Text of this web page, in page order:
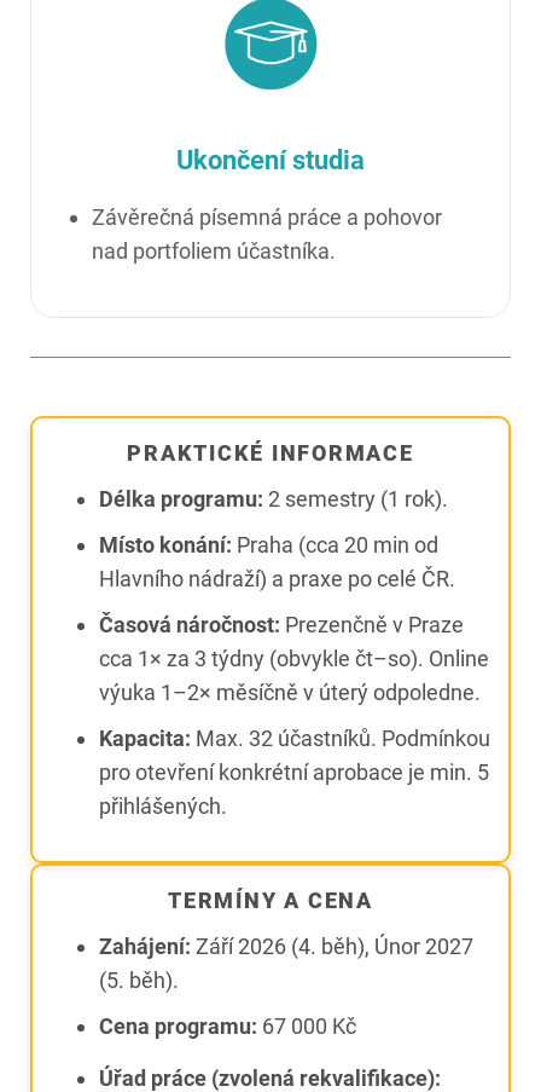
Ukončení studia
Závěrečná písemná práce a pohovor
nad portfoliem účastníka.
PRAKTICKÉ INFORMACE
Délka programu: 2 semestry (1 rok).
Místo konání: Praha (cca 20 min od
Hlavního nádraží) a praxe po celé ČR.
Časová náročnost: Prezenčně v Praze
cca 1× za 3 týdny (obvykle čt–so). Online
výuka 1–2× měsíčně v úterý odpoledne.
Kapacita: Max. 32 účastníků. Podmínkou
pro otevření konkrétní aprobace je min. 5
přihlášených.
TERMÍNY A CENA
Zahájení: Září 2026 (4. běh), Únor 2027
(5. běh).
Cena programu: 67 000 Kč
Úřad práce (zvolená rekvalifikace):